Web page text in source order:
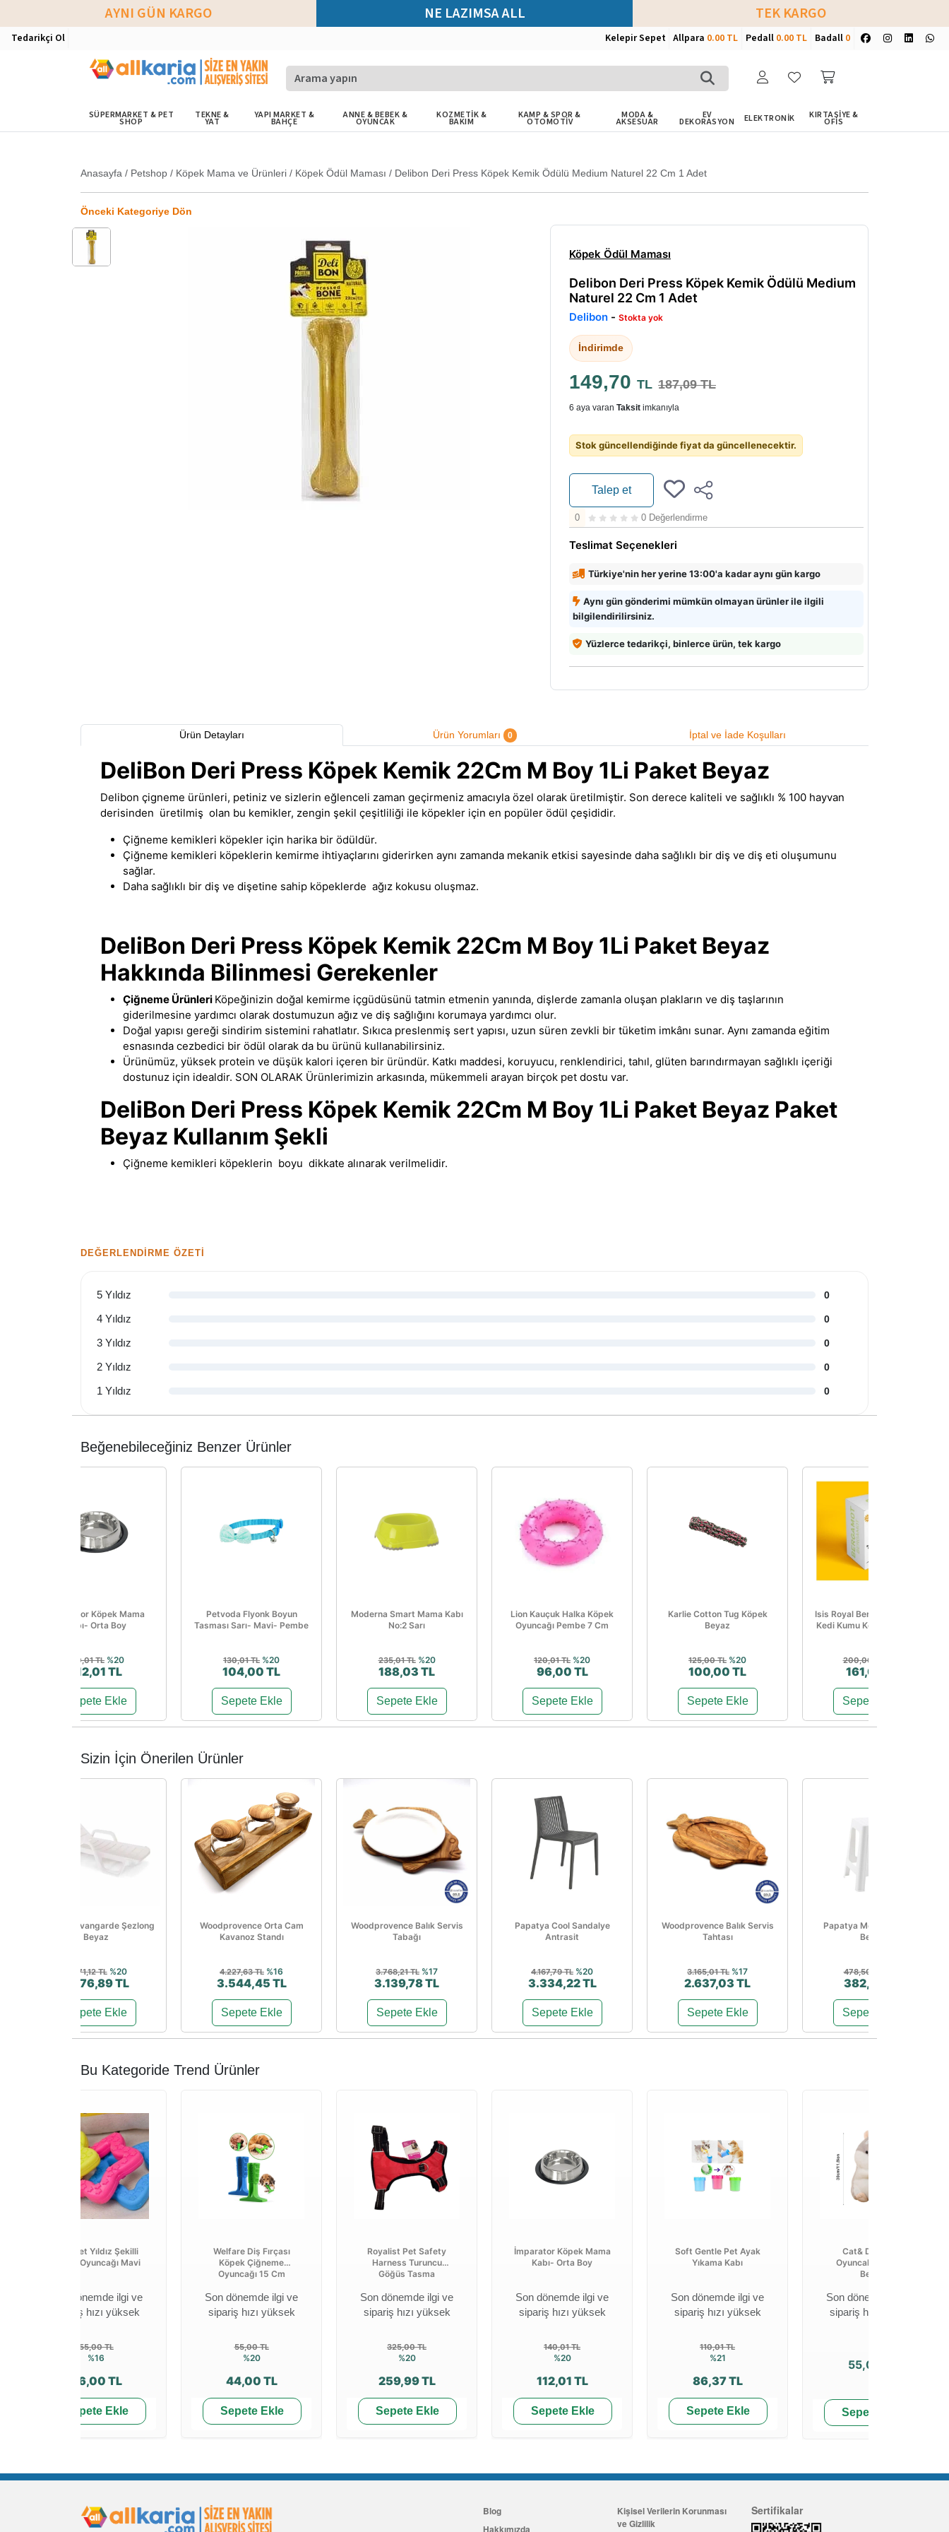
AYNI GÜN KARGO NE LAZIMSA ALL TEK KARGO
Tedarikçi Ol Kelepir Sepet Allpara 0.00 TL Pedall 0.00 TL Badall 0
SÜPERMARKET & PET
SHOP
TEKNE &
YAT
YAPI MARKET &
BAHÇE
ANNE & BEBEK &
OYUNCAK
KOZMETİK &
BAKIM
KAMP & SPOR &
OTOMOTİV
MODA &
AKSESUAR
EV
DEKORASYON ELEKTRONİK KIRTASİYE &
OFİS
Anasayfa / Petshop / Köpek Mama ve Ürünleri / Köpek Ödül Maması / Delibon Deri Press Köpek Kemik Ödülü Medium Naturel 22 Cm 1 Adet
Önceki Kategoriye Dön
Köpek Ödül Maması
Delibon Deri Press Köpek Kemik Ödülü Medium
Naturel 22 Cm 1 Adet
Delibon - Stokta yok
İndirimde
149,70 TL 187,09 TL
6 aya varan Taksit imkanıyla
Stok güncellendiğinde fiyat da güncellenecektir.
Talep et
0 0 Değerlendirme
Teslimat Seçenekleri
Türkiye'nin her yerine 13:00'a kadar aynı gün kargo
Aynı gün gönderimi mümkün olmayan ürünler ile ilgili
bilgilendirilirsiniz.
Yüzlerce tedarikçi, binlerce ürün, tek kargo
Ürün Detayları Ürün Yorumları 0 İptal ve İade Koşulları
DeliBon Deri Press Köpek Kemik 22Cm M Boy 1Li Paket Beyaz
Delibon çigneme ürünleri, petiniz ve sizlerin eğlenceli zaman geçirmeniz amacıyla özel olarak üretilmiştir. Son derece kaliteli ve sağlıklı % 100 hayvan
derisinden üretilmiş olan bu kemikler, zengin şekil çeşitliliği ile köpekler için en popüler ödül çeşididir.
Çiğneme kemikleri köpekler için harika bir ödüldür.
Çiğneme kemikleri köpeklerin kemirme ihtiyaçlarını giderirken aynı zamanda mekanik etkisi sayesinde daha sağlıklı bir diş ve diş eti oluşumunu
sağlar.
Daha sağlıklı bir diş ve dişetine sahip köpeklerde ağız kokusu oluşmaz.
DeliBon Deri Press Köpek Kemik 22Cm M Boy 1Li Paket Beyaz
Hakkında Bilinmesi Gerekenler
Çiğneme Ürünleri Köpeğinizin doğal kemirme içgüdüsünü tatmin etmenin yanında, dişlerde zamanla oluşan plakların ve diş taşlarının
giderilmesine yardımcı olarak dostumuzun ağız ve diş sağlığını korumaya yardımcı olur.
Doğal yapısı gereği sindirim sistemini rahatlatır. Sıkıca preslenmiş sert yapısı, uzun süren zevkli bir tüketim imkânı sunar. Aynı zamanda eğitim
esnasında cezbedici bir ödül olarak da bu ürünü kullanabilirsiniz.
Ürünümüz, yüksek protein ve düşük kalori içeren bir üründür. Katkı maddesi, koruyucu, renklendirici, tahıl, glüten barındırmayan sağlıklı içeriği
dostunuz için idealdir. SON OLARAK Ürünlerimizin arkasında, mükemmeli arayan birçok pet dostu var.
DeliBon Deri Press Köpek Kemik 22Cm M Boy 1Li Paket Beyaz Paket
Beyaz Kullanım Şekli
Çiğneme kemikleri köpeklerin boyu dikkate alınarak verilmelidir.
DEĞERLENDIRME ÖZETI
5 Yıldız 0
4 Yıldız 0
3 Yıldız 0
2 Yıldız 0
1 Yıldız 0
Beğenebileceğiniz Benzer Ürünler
İmparator Köpek Mama
Kabı- Orta Boy
140,01 TL %20
112,01 TL
Sepete Ekle
Petvoda Flyonk Boyun
Tasması Sarı- Mavi- Pembe
130,01 TL %20
104,00 TL
Sepete Ekle
Moderna Smart Mama Kabı
No:2 Sarı
235,01 TL %20
188,03 TL
Sepete Ekle
Lion Kauçuk Halka Köpek
Oyuncağı Pembe 7 Cm
120,01 TL %20
96,00 TL
Sepete Ekle
Karlie Cotton Tug Köpek
Beyaz
125,00 TL %20
100,00 TL
Sepete Ekle
Isis Royal Bergamot Aromalı
Kedi Kumu Koku Giderici 1...
200,00 TL
161,08 TL
Sepete Ekle
Sizin İçin Önerilen Ürünler
Papatya Avangarde Şezlong
Beyaz
3.471,12 TL %20
2.776,89 TL
Sepete Ekle
Woodprovence Orta Cam
Kavanoz Standı
4.227,63 TL %16
3.544,45 TL
Sepete Ekle
Woodprovence Balık Servis
Tabağı
3.768,21 TL %17
3.139,78 TL
Sepete Ekle
Papatya Cool Sandalye
Antrasit
4.167,79 TL %20
3.334,22 TL
Sepete Ekle
Woodprovence Balık Servis
Tahtası
3.165,01 TL %17
2.637,03 TL
Sepete Ekle
Papatya Mercan Tabure
Beyaz
478,50 TL
382,80 TL
Sepete Ekle
Bu Kategoride Trend Ürünler
Lion Pet Yıldız Şekilli
Köpek Oyuncağı Mavi
Son dönemde ilgi ve
sipariş hızı yüksek
55,00 TL
%16
46,00 TL
Sepete Ekle
Welfare Diş Fırçası
Köpek Çiğneme
Oyuncağı 15 Cm
Son dönemde ilgi ve
sipariş hızı yüksek
55,00 TL
%20
44,00 TL
Sepete Ekle
Royalist Pet Safety
Harness Turuncu
Göğüs Tasma
Son dönemde ilgi ve
sipariş hızı yüksek
325,00 TL
%20
259,99 TL
Sepete Ekle
İmparator Köpek Mama
Kabı- Orta Boy
Son dönemde ilgi ve
sipariş hızı yüksek
140,01 TL
%20
112,01 TL
Sepete Ekle
Soft Gentle Pet Ayak
Yıkama Kabı
Son dönemde ilgi ve
sipariş hızı yüksek
110,01 TL
%21
86,37 TL
Sepete Ekle
Cat& Dog Toys
Oyuncak Hamster
Beyaz
Son dönemde ilgi ve
sipariş hızı yüksek
55,00 TL
Sepete Ekle
Blog
Hakkımızda
Kişisel Verilerin Korunması
ve Gizlilik
Sertifikalar